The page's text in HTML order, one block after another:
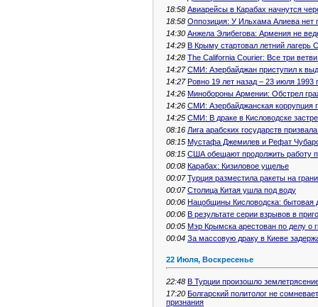
18:58 Авиарейсы в Карабах начнутся
18:58 Оппозиция: У Ильхама Алиева нет
14:30 Анжела Элибегова: Армения не
14:29 В Крыму стартовал летний лагерь
14:28 The California Courier: Все три
14:27 СМИ: Азербайджан приступил к
14:27 Ровно 19 лет назад – 23 июля
14:26 Минобороны Армении: Обстрел
14:26 СМИ: Азербайджанская коррупция
14:25 СМИ: В драке в Кисловодске
08:16 Лига арабских государств
08:15 Мустафа Джемилев и Рефат
08:15 США обещают продолжить работу
00:08 Карабах: Кизиловое ущелье
00:07 Турция разместила ракеты на
00:07 Столица Китая ушла под воду
00:06 Нацобщины Кисловодска: бытовая
00:06 В результате серии взрывов в
00:05 Мэр Крымска арестован по делу о
00:04 За массовую драку в Киеве
22 Июля, Воскресенье
22:48 В Турции произошло
17:20 Болгарский политолог не
признания